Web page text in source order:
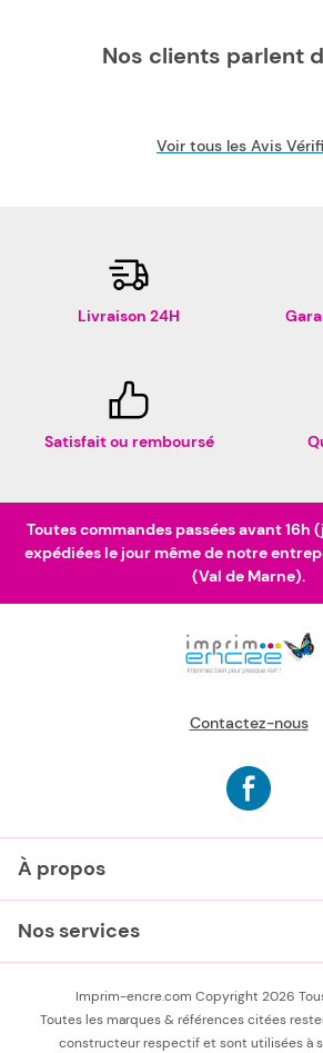
Nos clients parlent
Voir tous les Avis
Livraison 24H
Satisfait ou remboursé
Toutes commandes passées avant 16h
expédiées le jour même de notre
(Val de Marne).
Contactez-nous
À propos
Nos services
Imprim-encre.com Copyright 2026
Toutes les marques & références citées
constructeur respectif et sont utilisées à